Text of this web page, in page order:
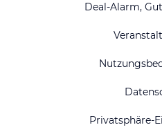
Deal-Alarm,
Privatsphäre-